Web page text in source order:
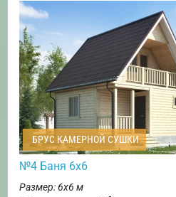
БРУС КАМЕРНОЙ СУШКИ
№4 Баня 6х6
Размер: 6х6 м